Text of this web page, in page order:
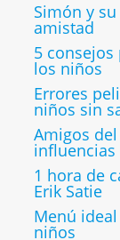
Simón y
amistad
5
los niños
Errores
niños sin
Amigos
influencias
1 hora de
Erik Satie
Menú
niños